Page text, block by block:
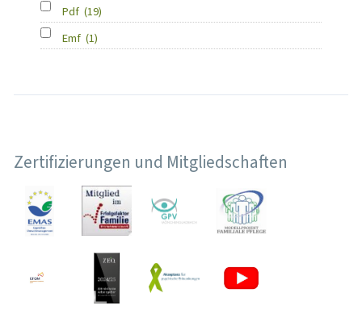
Pdf (19)
Emf (1)
Zertifizierungen und Mitgliedschaften